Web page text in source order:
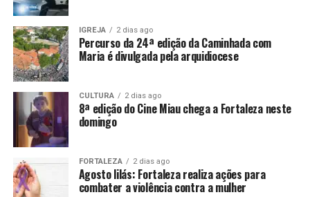
IGREJA 2 dias ago
Percurso da 24ª edição da Caminhada com
Maria é divulgada pela arquidiocese
CULTURA 2 dias ago
8ª edição do Cine Miau chega a Fortaleza neste
domingo
FORTALEZA 2 dias ago
Agosto lilás: Fortaleza realiza ações para
combater a violência contra a mulher